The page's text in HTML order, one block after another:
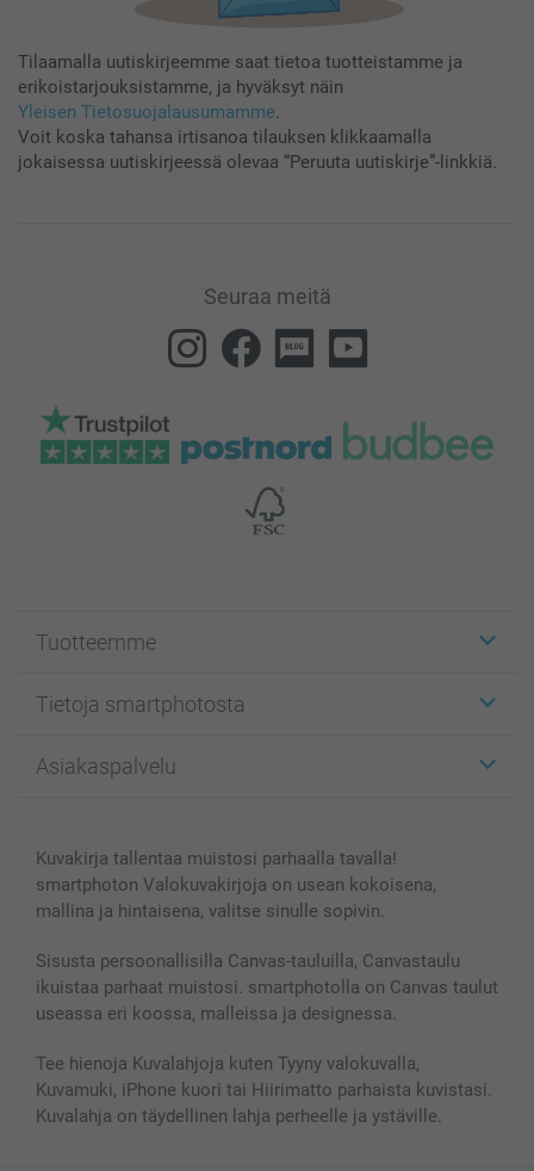
Tilaamalla uutiskirjeemme saat tietoa tuotteistamme ja
erikoistarjouksistamme, ja hyväksyt näin
Yleisen Tietosuojalausumamme.
Voit koska tahansa irtisanoa tilauksen klikkaamalla
jokaisessa uutiskirjeessä olevaa “Peruuta uutiskirje”-linkkiä.
Seuraa meitä
Tuotteemme
Kuvakortit
Kuvakirjat
Kännykkä & Tabletti
MyNameBook
Valokuvakehykset & Lisätarvikkeet
Lahjakortti
Kaikki kuvatuotteet
Tietoja smartphotosta
Affiliate ohjelma
Sivukartta
Ehdot/takuut
Asiakaspalvelu
smartbonus
Hinnat & maksutavat
Kuvakirja tallentaa muistosi parhaalla tavalla!
smartphoton Valokuvakirjoja on usean kokoisena,
mallina ja hintaisena, valitse sinulle sopivin.
Sisusta persoonallisilla Canvas-tauluilla, Canvastaulu
ikuistaa parhaat muistosi. smartphotolla on Canvas taulut
useassa eri koossa, malleissa ja designessa.
Tee hienoja Kuvalahjoja kuten Tyyny valokuvalla,
Kuvamuki, iPhone kuori tai Hiirimatto parhaista kuvistasi.
Kuvalahja on täydellinen lahja perheelle ja ystäville.